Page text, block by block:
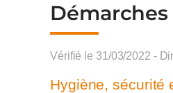
Vérifié le 31/03/2022 -
Hygiène, sécurité